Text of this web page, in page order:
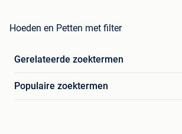
Hoeden en Petten met filter
Gerelateerde zoektermen
Populaire zoektermen